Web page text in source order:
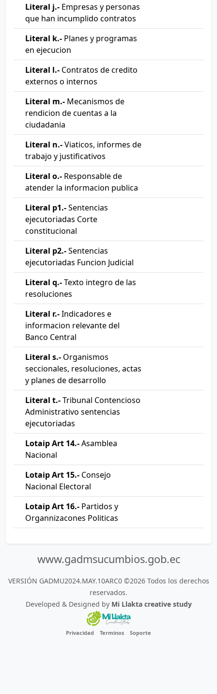
Literal j.- Empresas y personas
que han incumplido contratos
Literal k.- Planes y programas
en ejecucion
Literal l.- Contratos de credito
externos o internos
Literal m.- Mecanismos de
rendicion de cuentas a la
ciudadania
Literal n.-Viaticos, informes de
trabajo y justificativos
Literal o.- Responsable de
atender la informacion publica
Literal p1.-Sentencias
ejecutoriadas Corte
constitucional
Literal p2.-Sentencias
ejecutoriadas Funcion Judicial
Literal q.-Texto integro de las
resoluciones
Literal r.-Indicadores e
informacion relevante del
Banco Central
Literal s.- Organismos
seccionales, resoluciones, actas
y planes de desarrollo
Literal t.-Tribunal Contencioso
Administrativo sentencias
ejecutoriadas
Lotaip Art 14.-Asamblea
Nacional
Lotaip Art 15.- Consejo
Nacional Electoral
Lotaip Art 16.- Partidos y
Organnizacones Politicas
www.gadmsucumbios.gob.ec
VERSIÓN GADMU2024.MAY.10ARC0 ©2026 Todos los derechos
reservados.
Developed & Designed by Mi Llakta creative study
Privacidad Terminos Soporte